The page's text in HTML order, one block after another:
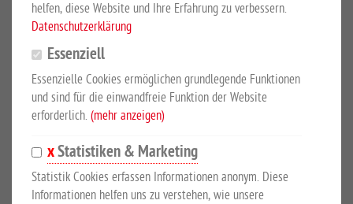
PRODUKTBESCHREIBUNG
mit Sattelhalter Profi und Profischloss
Original Growi® Sattelschrank mit zwei verstellbaren
Einlegeböden, zwei Sattelhaltern, zwei Trensenhaltern und
Mit doppelt umgelegten Kanten und Lochleiste zum
individuellen Einschrauben der Sattelhalter. Lieferung mit
helfen, diese Website und Ihre Erfahrung zu verbessern.
Datenschutzerklärung
Essenziell
Essenzielle Cookies ermöglichen grundlegende Funktionen
und sind für die einwandfreie Funktion der Website
erforderlich. (mehr anzeigen)
Statistiken & Marketing
Statistik Cookies erfassen Informationen anonym. Diese
Informationen helfen uns zu verstehen, wie unsere